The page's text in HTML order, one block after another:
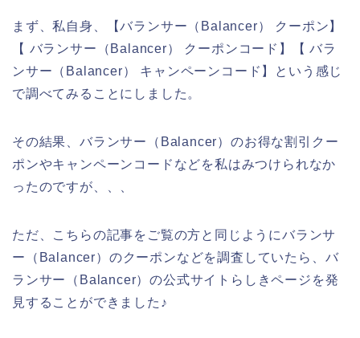
まず、私自身、【バランサー（Balancer） クーポン】
【 バランサー（Balancer） クーポンコード】【 バラ
ンサー（Balancer） キャンペーンコード】という感じ
で調べてみることにしました。
その結果、バランサー（Balancer）のお得な割引クー
ポンやキャンペーンコードなどを私はみつけられなか
ったのですが、、、
ただ、こちらの記事をご覧の方と同じようにバランサ
ー（Balancer）のクーポンなどを調査していたら、バ
ランサー（Balancer）の公式サイトらしきページを発
見することができました♪